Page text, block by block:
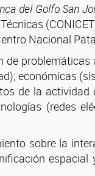
del Golfo San
Nacional
económicas
de la actividad
(redes
sobre la